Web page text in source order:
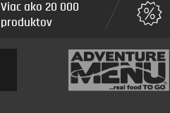
Viac ako 20 000
produktov